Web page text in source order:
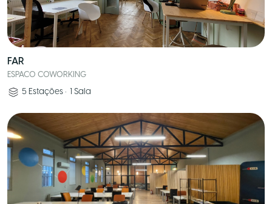
FAR
ESPACO COWORKING
5 Estações • 1 Sala